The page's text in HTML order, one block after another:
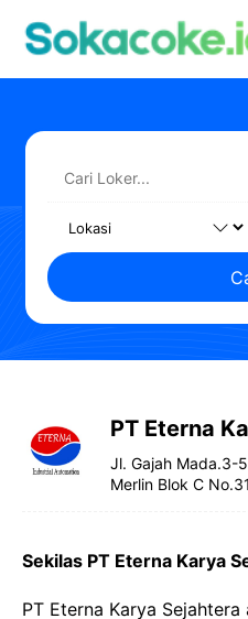
PT Eterna
Jl. Gajah Mada.3-
Merlin Blok C
Sekilas PT Eterna Karya
PT Eterna Karya